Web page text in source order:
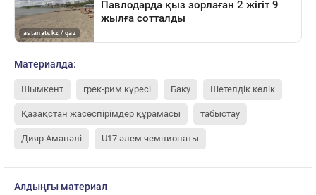
Материалда:
Шымкент грек-рим күресі Баку Шетелдік көлік
Қазақстан жасөспірімдер құрамасы табыстау
Дияр Аманәлі U17 әлем чемпионаты
Алдыңғы материал